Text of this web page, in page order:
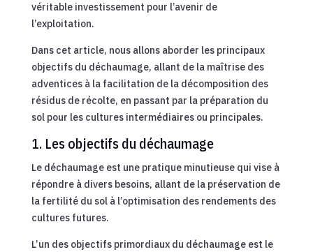
véritable investissement pour l’avenir de
l’exploitation.
Dans cet article, nous allons aborder les principaux
objectifs du déchaumage, allant de la maîtrise des
adventices à la facilitation de la décomposition des
résidus de récolte, en passant par la préparation du
sol pour les cultures intermédiaires ou principales.
1. Les objectifs du déchaumage
Le déchaumage est une pratique minutieuse qui vise à
répondre à divers besoins, allant de la préservation de
la fertilité du sol à l’optimisation des rendements des
cultures futures.
L’un des objectifs primordiaux du déchaumage est le